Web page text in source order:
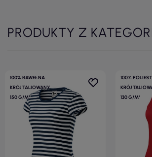
PRODUKTY Z
100% BAWEŁNA
KRÓJ TALIOWANY
150 G/M²
100%
KRÓJ
130 G/M²